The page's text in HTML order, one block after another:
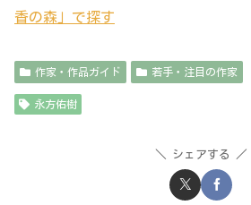
香の森」で探す
作家・作品ガイド 若手・注目の作家
永方佑樹
シェアする